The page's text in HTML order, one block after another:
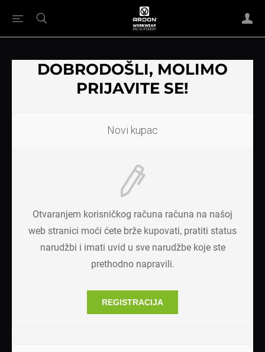
DOBRODOŠLI, MOLIMO
PRIJAVITE SE!
Novi kupac
Otvaranjem korisničkog računa računa na našoj
web stranici moći ćete brže kupovati, pratiti status
narudžbi i imati uvid u sve narudžbe koje ste
prethodno napravili.
REGISTRACIJA